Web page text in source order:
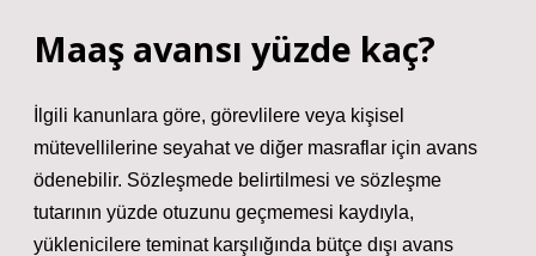
Maaş avansı yüzde kaç?
İlgili kanunlara göre, görevlilere veya kişisel
mütevellilerine seyahat ve diğer masraflar için avans
ödenebilir. Sözleşmede belirtilmesi ve sözleşme
tutarının yüzde otuzunu geçmemesi kaydıyla,
yüklenicilere teminat karşılığında bütçe dışı avans